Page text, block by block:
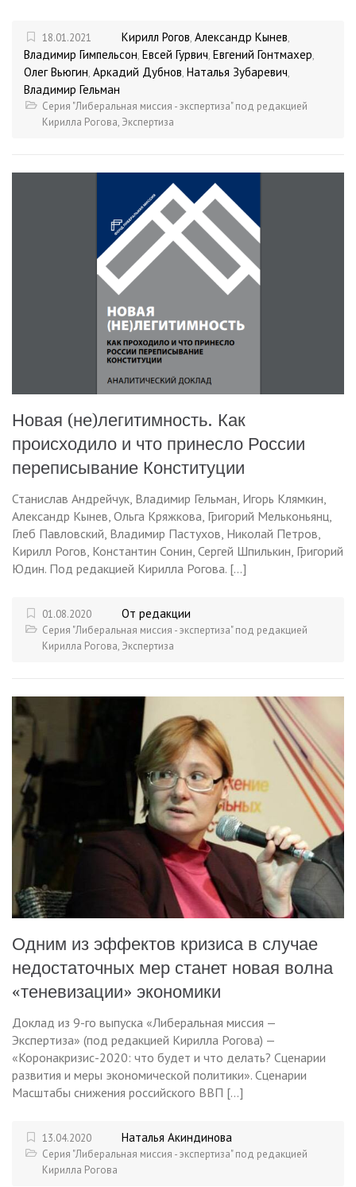
18.01.2021 Кирилл Рогов, Александр Кынев,
Владимир Гимпельсон, Евсей Гурвич, Евгений Гонтмахер,
Олег Вьюгин, Аркадий Дубнов, Наталья Зубаревич,
Владимир Гельман
Серия "Либеральная миссия - экспертиза" под редакцией
Кирилла Рогова, Экспертиза
Новая (не)легитимность. Как
происходило и что принесло России
переписывание Конституции
Станислав Андрейчук, Владимир Гельман, Игорь Клямкин,
Александр Кынев, Ольга Кряжкова, Григорий Мельконьянц,
Глеб Павловский, Владимир Пастухов, Николай Петров,
Кирилл Рогов, Константин Сонин, Сергей Шпилькин, Григорий
Юдин. Под редакцией Кирилла Рогова. […]
01.08.2020 От редакции
Серия "Либеральная миссия - экспертиза" под редакцией
Кирилла Рогова, Экспертиза
Одним из эффектов кризиса в случае
недостаточных мер станет новая волна
«теневизации» экономики
Доклад из 9-го выпуска «Либеральная миссия —
Экспертиза» (под редакцией Кирилла Рогова) —
«Коронакризис-2020: что будет и что делать? Сценарии
развития и меры экономической политики». Сценарии
Масштабы снижения российского ВВП […]
13.04.2020 Наталья Акиндинова
Серия "Либеральная миссия - экспертиза" под редакцией
Кирилла Рогова